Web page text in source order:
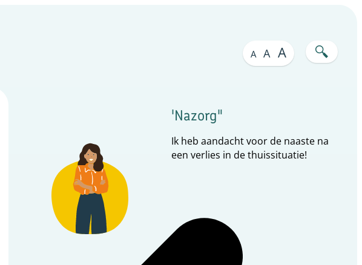
A A A
'Nazorg"
Ik heb aandacht voor de naaste na
een verlies in de thuissituatie!